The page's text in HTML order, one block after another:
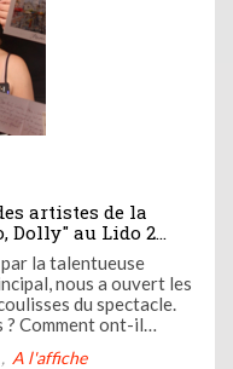
artistes de la
Dolly" au Lido 2
la talentueuse
nous a ouvert les
du spectacle.
? Comment ont-il
A l'affiche